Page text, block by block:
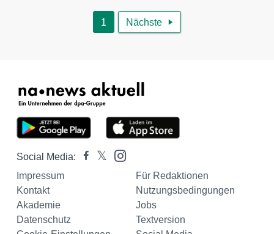
1 Nächste 
Social Media:
Impressum
Für Redaktionen
Kontakt
Nutzungsbedingungen
Akademie
Jobs
Datenschutz
Textversion